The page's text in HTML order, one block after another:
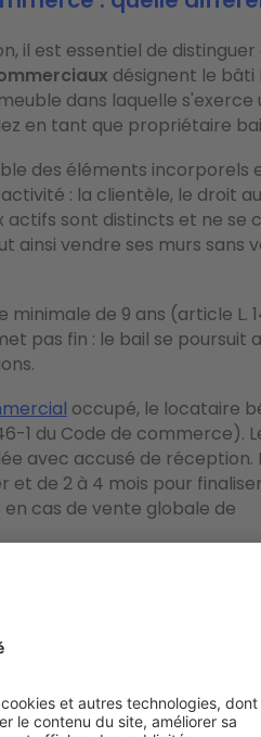
il est essentiel de distinguer
désignent le bâti
dans laquelle s'exerce
en tant que propriétaire
des éléments incorporels
: la clientèle, le droit
actifs sont distincts et ne se
ainsi vendre ses murs sans
de 9 ans (article L.
pas fin : le bail se poursuit
occupé, le locataire
1 du Code de commerce).
avec accusé de réception.
et de 2 à 4 mois pour
cas de vente globale de
locaux commerciaux ?
exigeante qui requiert
local. Deux types